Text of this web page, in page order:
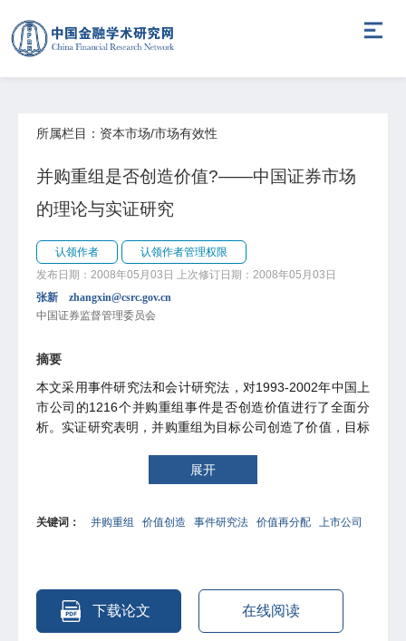
所属栏目：资本市场/市场有效性
并购重组是否创造价值?――中国证券市场
的理论与实证研究
认领作者
认领作者管理权限
发布日期：2008年05月03日
上次修订日期：2008年05月03日
张新 zhangxin@csrc.gov.cn
中国证券监督管理委员会
摘要
本文采用事件研究法和会计研究法，对1993-2002年中国上
市公司的1216个并购重组事件是否创造价值进行了全面分
析。实证研究表明，并购重组为目标公司创造了价值，目标
收购公司股东却产生了负面影响，收购公司股票溢价
为-16.76％；对目标公司和收购公司的综合影响，也即社会
的特征为并购重组提供了通过协同效应创造价值的潜力，狂
分配”和“并购重组交易的决策机制”新的理论假说，更直接地
解释了并购重组对目标公司、收购公司和社会总体的不同效
应。
展开
关键词： 并购重组 价值创造 事件研究法 价值再分配 上市公司
下载论文 在线阅读